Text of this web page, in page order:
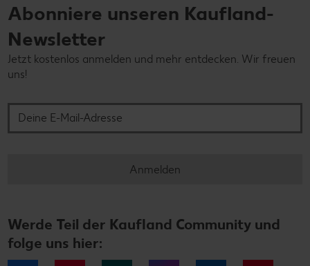
Abonniere unseren Kaufland-
Newsletter
Jetzt kostenlos anmelden und mehr entdecken. Wir freuen
uns!
Anmelden
Werde Teil der Kaufland Community und
folge uns hier: